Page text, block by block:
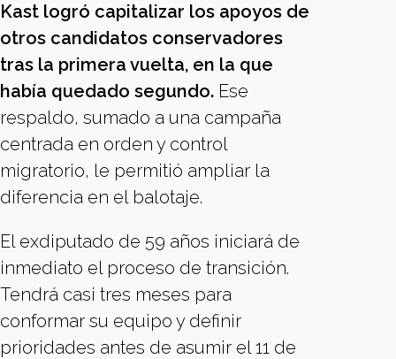
Kast logró capitalizar los apoyos de
otros candidatos conservadores
tras la primera vuelta, en la que
había quedado segundo. Ese
respaldo, sumado a una campaña
centrada en orden y control
migratorio, le permitió ampliar la
diferencia en el balotaje.
El exdiputado de 59 años iniciará de
inmediato el proceso de transición.
Tendrá casi tres meses para
conformar su equipo y definir
prioridades antes de asumir el 11 de